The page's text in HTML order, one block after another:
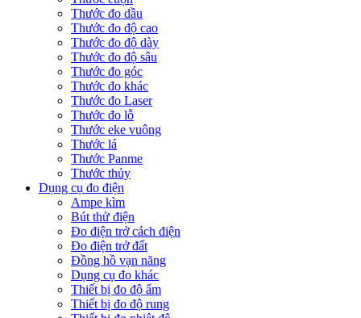
Thước đo dầu
Thước đo độ cao
Thước đo độ dày
Thước đo độ sâu
Thước đo góc
Thước đo khác
Thước đo Laser
Thước đo lỗ
Thước eke vuông
Thước lá
Thước Panme
Thước thủy
Dụng cụ đo điện
Ampe kìm
Bút thử điện
Đo điện trở cách điện
Đo điện trở đất
Đồng hồ vạn năng
Dụng cụ đo khác
Thiết bị đo độ ẩm
Thiết bị đo độ rung